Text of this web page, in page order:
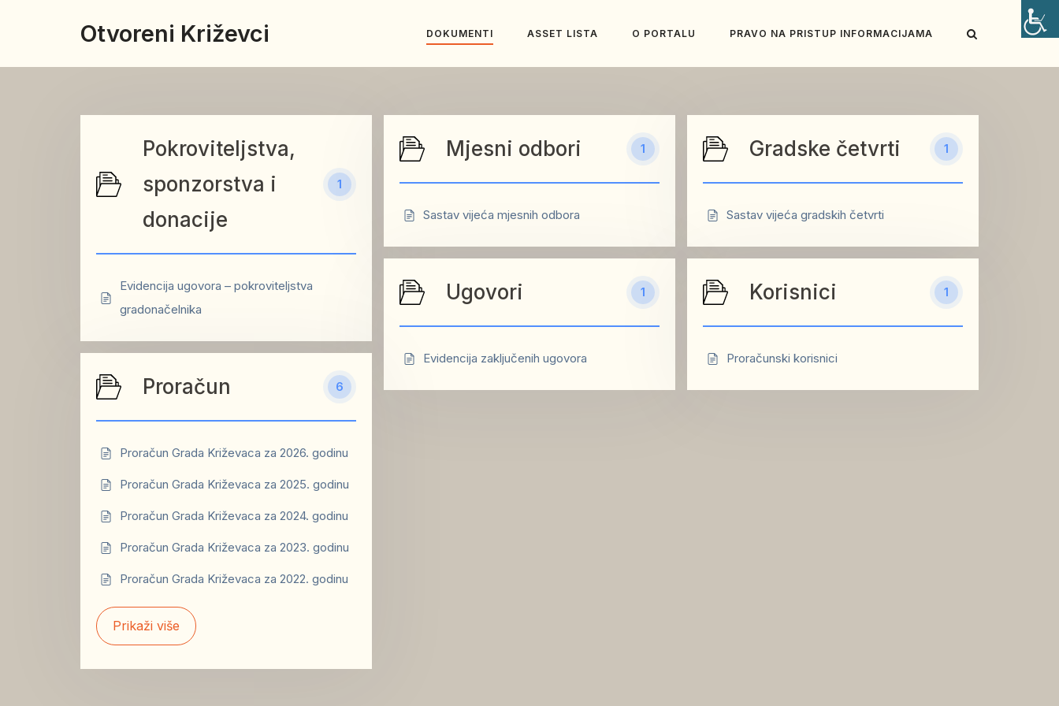
Otvoreni Križevci DOKUMENTI ASSET LISTA O PORTALU PRAVO NA PRISTUP INFORMACIJAMA
Pokroviteljstva,
sponzorstva i
donacije
1
Evidencija ugovora – pokroviteljstva
gradonačelnika
Mjesni odbori 1
Sastav vijeća mjesnih odbora
Gradske četvrti 1
Sastav vijeća gradskih četvrti
Ugovori 1
Evidencija zaključenih ugovora
Korisnici 1
Proračunski korisnici
Proračun 6
Proračun Grada Križevaca za 2026. godinu
Proračun Grada Križevaca za 2025. godinu
Proračun Grada Križevaca za 2024. godinu
Proračun Grada Križevaca za 2023. godinu
Proračun Grada Križevaca za 2022. godinu
Prikaži više